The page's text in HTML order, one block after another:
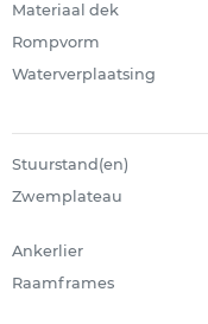
Materiaal dek
Rompvorm
Waterverplaatsing
Stuurstand(en)
Zwemplateau
Ankerlier
Raamframes